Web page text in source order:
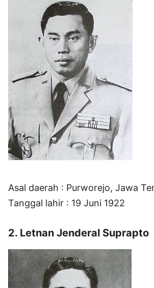
Asal daerah : Purworejo, Jawa
Tanggal lahir : 19 Juni 1922
2. Letnan Jenderal Suprapto